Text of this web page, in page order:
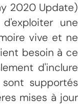
2020 Update)
une
vive et ne
besoin à ce
d'inclure
supportés
mises à jour